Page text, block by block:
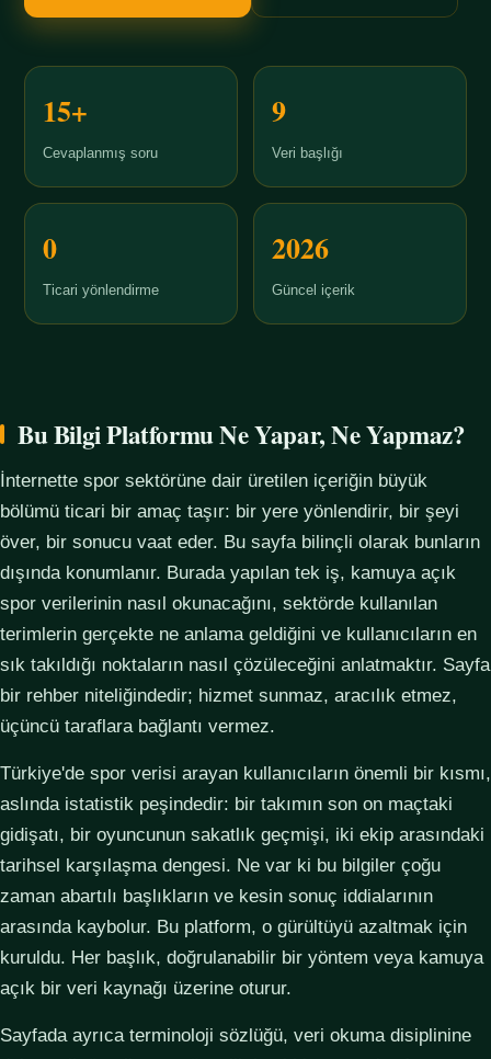
15+
Cevaplanmış soru
9
Veri başlığı
0
Ticari yönlendirme
2026
Güncel içerik
Bu Bilgi Platformu Ne Yapar, Ne Yapmaz?
İnternette spor sektörüne dair üretilen içeriğin büyük
bölümü ticari bir amaç taşır: bir yere yönlendirir, bir şeyi
över, bir sonucu vaat eder. Bu sayfa bilinçli olarak bunların
dışında konumlanır. Burada yapılan tek iş, kamuya açık
spor verilerinin nasıl okunacağını, sektörde kullanılan
terimlerin gerçekte ne anlama geldiğini ve kullanıcıların en
sık takıldığı noktaların nasıl çözüleceğini anlatmaktır. Sayfa
bir rehber niteliğindedir; hizmet sunmaz, aracılık etmez,
üçüncü taraflara bağlantı vermez.
Türkiye'de spor verisi arayan kullanıcıların önemli bir kısmı,
aslında istatistik peşindedir: bir takımın son on maçtaki
gidişatı, bir oyuncunun sakatlık geçmişi, iki ekip arasındaki
tarihsel karşılaşma dengesi. Ne var ki bu bilgiler çoğu
zaman abartılı başlıkların ve kesin sonuç iddialarının
arasında kaybolur. Bu platform, o gürültüyü azaltmak için
kuruldu. Her başlık, doğrulanabilir bir yöntem veya kamuya
açık bir veri kaynağı üzerine oturur.
Sayfada ayrıca terminoloji sözlüğü, veri okuma disiplinine